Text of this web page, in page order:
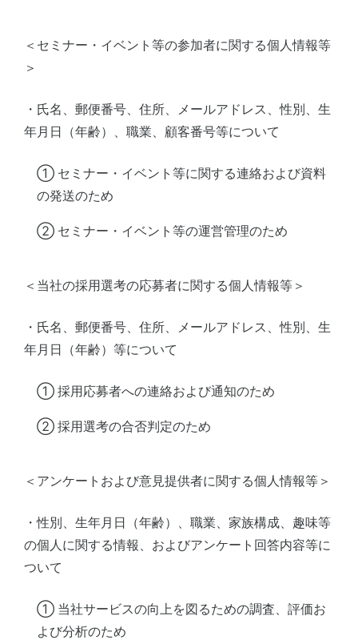
＜セミナー・イベント等の参加者に関する個人情報等
＞
・氏名、郵便番号、住所、メールアドレス、性別、生
年月日（年齢）、職業、顧客番号等について
① セミナー・イベント等に関する連絡および資料
の発送のため
② セミナー・イベント等の運営管理のため
＜当社の採用選考の応募者に関する個人情報等＞
・氏名、郵便番号、住所、メールアドレス、性別、生
年月日（年齢）等について
① 採用応募者への連絡および通知のため
② 採用選考の合否判定のため
＜アンケートおよび意見提供者に関する個人情報等＞
・性別、生年月日（年齢）、職業、家族構成、趣味等
の個人に関する情報、およびアンケート回答内容等に
ついて
① 当社サービスの向上を図るための調査、評価お
よび分析のため